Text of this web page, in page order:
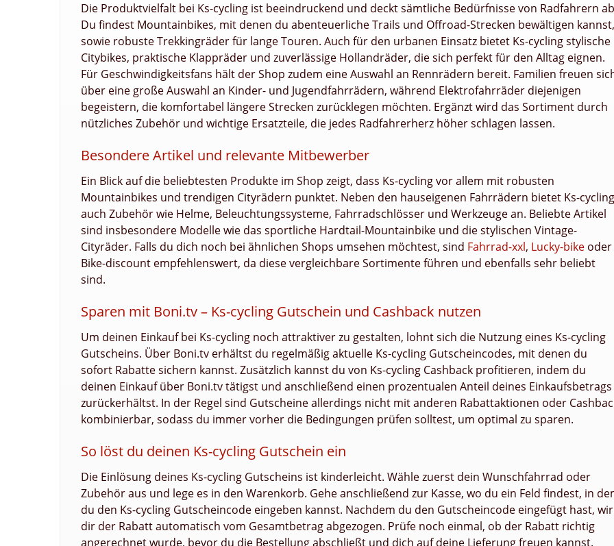
Die Produktvielfalt bei Ks-cycling ist beeindruckend und deckt sämtliche Bedürfnisse von Radfahrern
Du findest Mountainbikes, mit denen du abenteuerliche Trails und Offroad-Strecken bewältigen kannst,
sowie robuste Trekkingräder für lange Touren. Auch für den urbanen Einsatz bietet Ks-cycling stylische
Citybikes, praktische Klappräder und zuverlässige Hollandräder, die sich perfekt für den Alltag eignen.
Für Geschwindigkeitsfans hält der Shop zudem eine Auswahl an Rennrädern bereit. Familien freuen
über eine große Auswahl an Kinder- und Jugendfahrrädern, während Elektrofahrräder diejenigen
begeistern, die komfortabel längere Strecken zurücklegen möchten. Ergänzt wird das Sortiment durch
nützliches Zubehör und wichtige Ersatzteile, die jedes Radfahrerherz höher schlagen lassen.
Besondere Artikel und relevante Mitbewerber
Ein Blick auf die beliebtesten Produkte im Shop zeigt, dass Ks-cycling vor allem mit robusten
Mountainbikes und trendigen Cityrädern punktet. Neben den hauseigenen Fahrrädern bietet Ks-cycling
auch Zubehör wie Helme, Beleuchtungssysteme, Fahrradschlösser und Werkzeuge an. Beliebte Artikel
sind insbesondere Modelle wie das sportliche Hardtail-Mountainbike und die stylischen Vintage-
Cityräder. Falls du dich noch bei ähnlichen Shops umsehen möchtest, sind Fahrrad-xxl, Lucky-bike oder
Bike-discount empfehlenswert, da diese vergleichbare Sortimente führen und ebenfalls sehr beliebt
sind.
Sparen mit Boni.tv – Ks-cycling Gutschein und Cashback nutzen
Um deinen Einkauf bei Ks-cycling noch attraktiver zu gestalten, lohnt sich die Nutzung eines Ks-cycling
Gutscheins. Über Boni.tv erhältst du regelmäßig aktuelle Ks-cycling Gutscheincodes, mit denen du
sofort Rabatte sichern kannst. Zusätzlich kannst du von Ks-cycling Cashback profitieren, indem du
deinen Einkauf über Boni.tv tätigst und anschließend einen prozentualen Anteil deines Einkaufsbetrags
zurückerhältst. In der Regel sind Gutscheine allerdings nicht mit anderen Rabattaktionen oder
kombinierbar, sodass du immer vorher die Bedingungen prüfen solltest, um optimal zu sparen.
So löst du deinen Ks-cycling Gutschein ein
Die Einlösung deines Ks-cycling Gutscheins ist kinderleicht. Wähle zuerst dein Wunschfahrrad oder
Zubehör aus und lege es in den Warenkorb. Gehe anschließend zur Kasse, wo du ein Feld findest, in
du den Ks-cycling Gutscheincode eingeben kannst. Nachdem du den Gutscheincode eingefügt hast,
dir der Rabatt automatisch vom Gesamtbetrag abgezogen. Prüfe noch einmal, ob der Rabatt richtig
angerechnet wurde, bevor du die Bestellung abschließt und dich auf deine Lieferung freuen kannst.